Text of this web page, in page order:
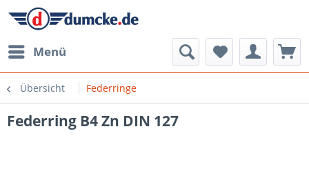
Menü
Übersicht Federringe
Federring B4 Zn DIN 127